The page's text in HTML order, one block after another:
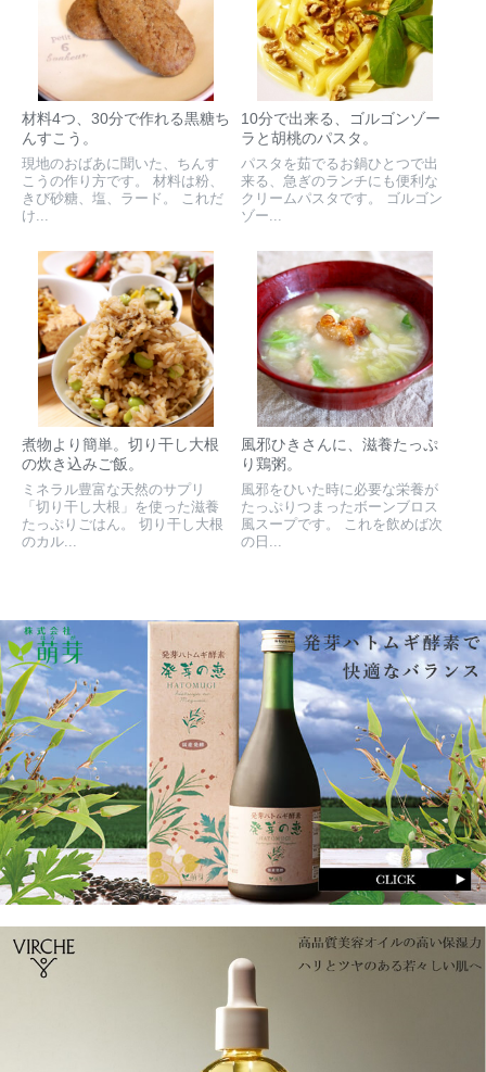
材料4つ、30分で作れる黒糖ち
んすこう。
現地のおばあに聞いた、ちんす
こうの作り方です。 材料は粉、
きび砂糖、塩、ラード。 これだ
け...
10分で出来る、ゴルゴンゾー
ラと胡桃のパスタ。
パスタを茹でるお鍋ひとつで出
来る、急ぎのランチにも便利な
クリームパスタです。 ゴルゴン
ゾー...
煮物より簡単。切り干し大根
の炊き込みご飯。
ミネラル豊富な天然のサプリ
「切り干し大根」を使った滋養
たっぷりごはん。 切り干し大根
のカル...
風邪ひきさんに、滋養たっぷ
り鶏粥。
風邪をひいた時に必要な栄養が
たっぷりつまったボーンブロス
風スープです。 これを飲めば次
の日...